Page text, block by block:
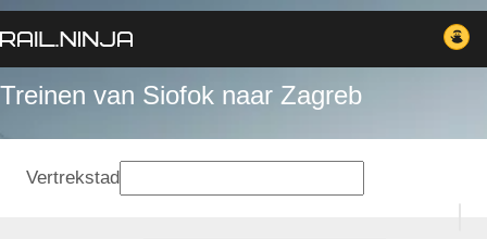
Treinen van Siofok naar Zagreb
Vertrekstad